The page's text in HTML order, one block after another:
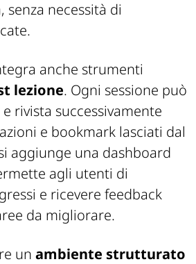
necessità di
anche strumenti
lezione. Ogni sessione può
rivista successivamente
e bookmark lasciati dal
aggiunge una dashboard
agli utenti di
e ricevere feedback
da migliorare.
un ambiente strutturato